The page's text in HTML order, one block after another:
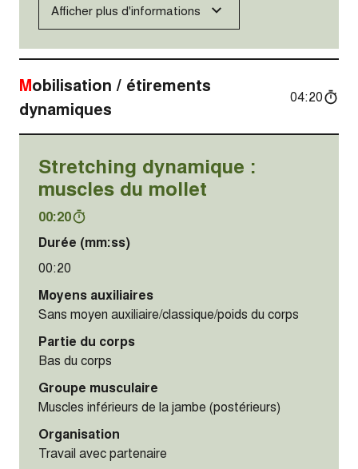
Afficher plus d'informations
Mobilisation / étirements
dynamiques
04:20
Stretching dynamique :
muscles du mollet
00:20
Durée (mm:ss)
00:20
Moyens auxiliaires
Sans moyen auxiliaire/classique/poids du corps
Partie du corps
Bas du corps
Groupe musculaire
Muscles inférieurs de la jambe (postérieurs)
Organisation
Travail avec partenaire